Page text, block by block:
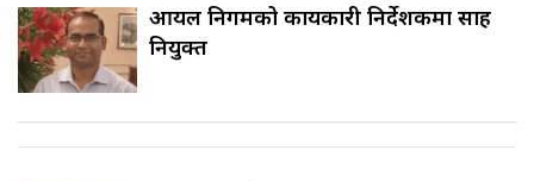
आयल निगमको कार्यकारी निर्देशकमा साह
नियुक्त